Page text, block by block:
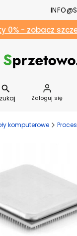
0% - zobacz
Zaloguj się
komputerowe